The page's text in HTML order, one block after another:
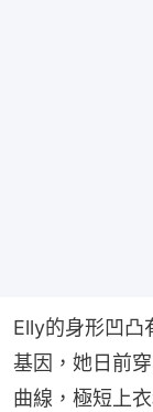
Elly的身形凹凸
基因，她日前
曲線，極短上